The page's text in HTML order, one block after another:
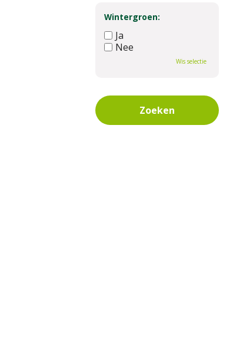
Wintergroen:
Ja
Nee
Wis selectie